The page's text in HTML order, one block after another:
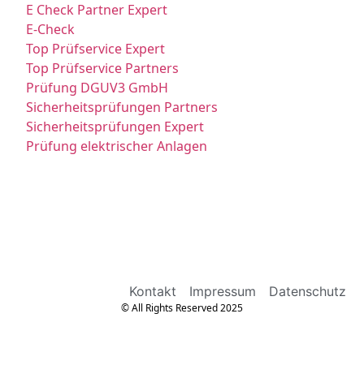
E Check Partner Expert
E-Check
Top Prüfservice Expert
Top Prüfservice Partners
Prüfung DGUV3 GmbH
Sicherheitsprüfungen Partners
Sicherheitsprüfungen Expert
Prüfung elektrischer Anlagen
Kontakt Impressum Datenschutz
© All Rights Reserved 2025